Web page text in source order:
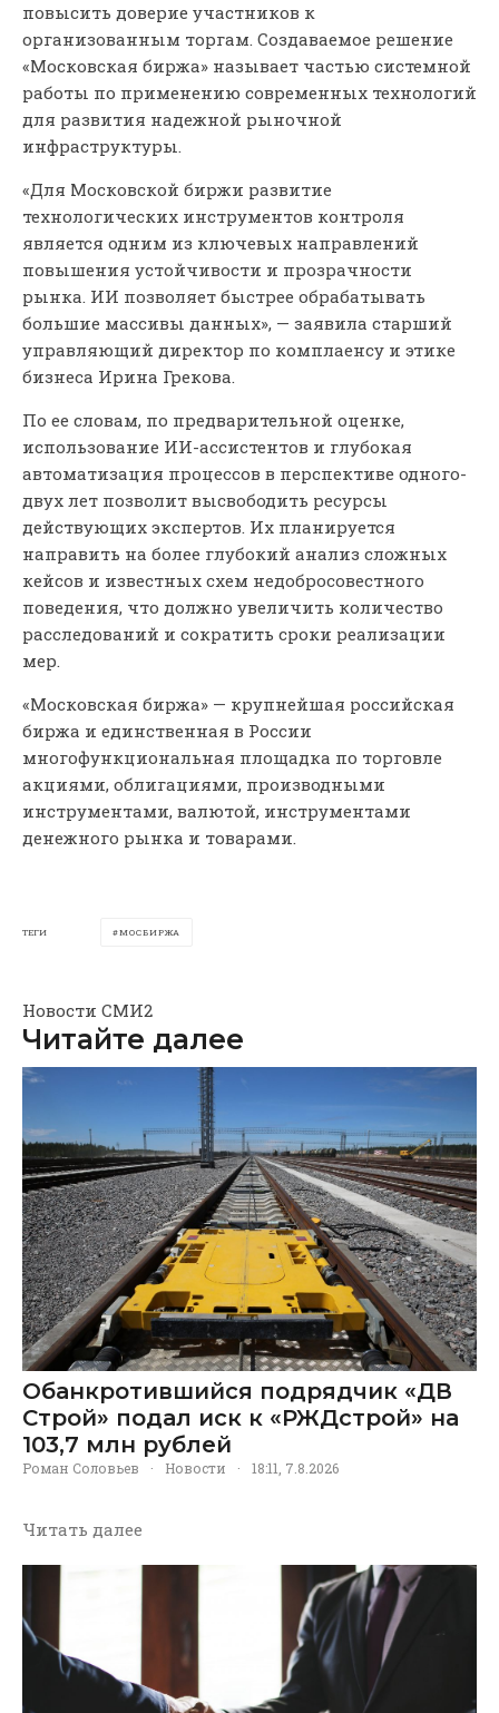
повысить доверие участников к
организованным торгам. Создаваемое решение
«Московская биржа» называет частью системной
работы по применению современных технологий
для развития надежной рыночной
инфраструктуры.
«Для Московской биржи развитие
технологических инструментов контроля
является одним из ключевых направлений
повышения устойчивости и прозрачности
рынка. ИИ позволяет быстрее обрабатывать
большие массивы данных», — заявила старший
управляющий директор по комплаенсу и этике
бизнеса Ирина Грекова.
По ее словам, по предварительной оценке,
использование ИИ-ассистентов и глубокая
автоматизация процессов в перспективе одного-
двух лет позволит высвободить ресурсы
действующих экспертов. Их планируется
направить на более глубокий анализ сложных
кейсов и известных схем недобросовестного
поведения, что должно увеличить количество
расследований и сократить сроки реализации
мер.
«Московская биржа» — крупнейшая российская
биржа и единственная в России
многофункциональная площадка по торговле
акциями, облигациями, производными
инструментами, валютой, инструментами
денежного рынка и товарами.
ТЕГИ МОСБИРЖА
Новости СМИ2
Читайте далее
Обанкротившийся подрядчик «ДВ
Строй» подал иск к «РЖДстрой» на
103,7 млн рублей
Роман Соловьев · Новости · 18:11, 7.8.2026
Читать далее